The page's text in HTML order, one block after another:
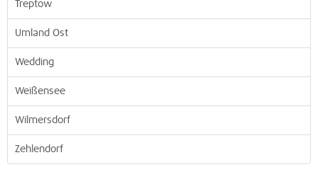
Treptow
Umland Ost
Wedding
Weißensee
Wilmersdorf
Zehlendorf